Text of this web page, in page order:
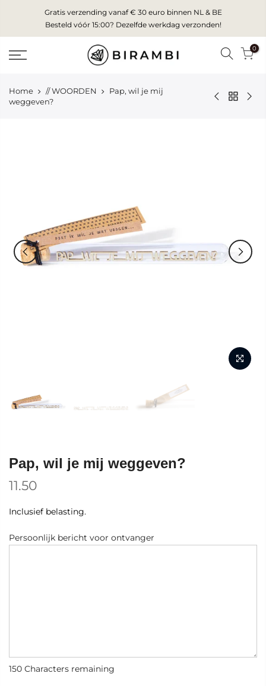
content
Gratis verzending vanaf € 30 euro binnen NL & BE
Besteld vóór 15:00? Dezelfde werkdag verzonden!
0
Home // WOORDEN
Pap, wil je mij
weggeven?
Pap, wil je mij weggeven?
11.50
Inclusief belasting.
Persoonlijk bericht voor ontvanger
150 Characters remaining